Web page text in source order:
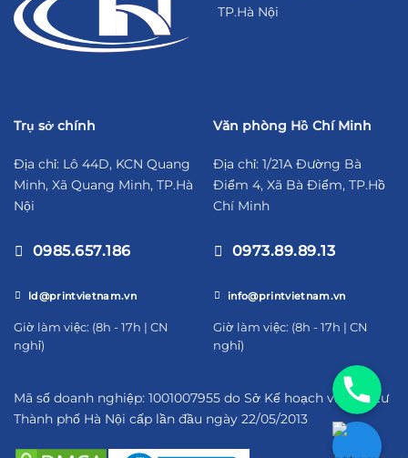
TP.Hà Nội
Trụ sở chính
Địa chỉ: Lô 44D, KCN Quang
Minh, Xã Quang Minh, TP.Hà
Nội
0985.657.186
ld@printvietnam.vn
​Giờ làm việc: (8h - 17h | CN
nghỉ)
Văn phòng Hồ Chí Minh
Địa chỉ: 1/21A Đường Bà
Điểm 4, Xã Bà Điểm, TP.Hồ
Chí Minh
0973.89.89.13
info@printvietnam.vn
​Giờ làm việc: (8h - 17h | CN
nghỉ)
Mã số doanh nghiệp: 1001007955 do Sở Kế hoạch và Đầu tư
Thành phố Hà Nội cấp lần đầu ngày 22/05/2013
https://